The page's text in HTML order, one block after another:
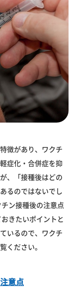
徴があり、ワクチ
症化・合併症を抑
、「接種後はどの
るのではないでし
ン接種後の注意点
きたいポイントと
いるので、ワクチ
ください。
意点